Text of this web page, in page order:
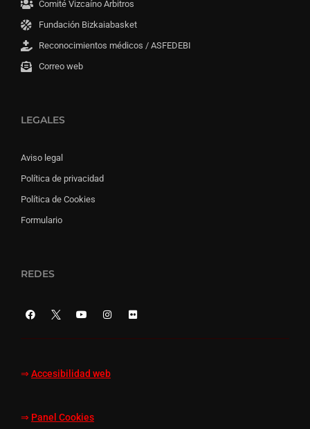
Comité Vizcaíno Árbitros
Fundación Bizkaiabasket
Reconocimientos médicos / ASFEDEBI
Correo web
LEGALES
Aviso legal
Política de privacidad
Política de Cookies
Formulario
REDES
⇒ Accesibilidad web
⇒ Panel Cookies